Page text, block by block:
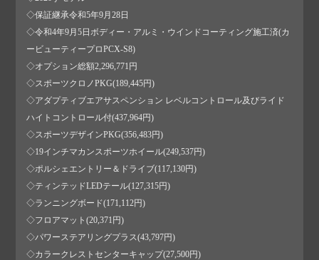
◇保証継承令和5年9月28日
◇令和4年9月5日ボディー・アルミ・ウインドコーティング施工済(カ
ービューティープロPCX-S8)
◇オプション総額2,296,771円
◇スポーツクロノPKG(189,445円)
◇アダプティブエアサスペンション レベルコントロール及びライド
ハイトコントロール付(437,964円)
◇スポーツデザインPKG(356,483円)
◇19インチマカンスポーツホイール(249,537円)
◇ポルシェエントリー＆ドライブ(117,130円)
◇ティンテッドLEDテール(127,315円)
◇ランニングボード(171,112円)
◇フロアマット(20,371円)
◇パワーステアリングプラス(43,797円)
◇カラークレストセンターキャップ(27,500円)